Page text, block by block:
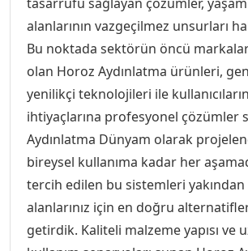
Sıva
Siva
Ürünleri & Aksesurları
Exen
Tekli
alanlarının vazgeçilmez unsurları
Bu noktada sektörün öncü
olan Horoz Aydınlatma ürünleri,
yenilikçi teknolojileri ile
ihtiyaçlarına profesyonel çözümler
Aydınlatma Dünyam olarak
bireysel kullanıma kadar her
tercih edilen bu sistemleri
alanlarınız için en doğru
getirdik. Kaliteli malzeme yapısı ve